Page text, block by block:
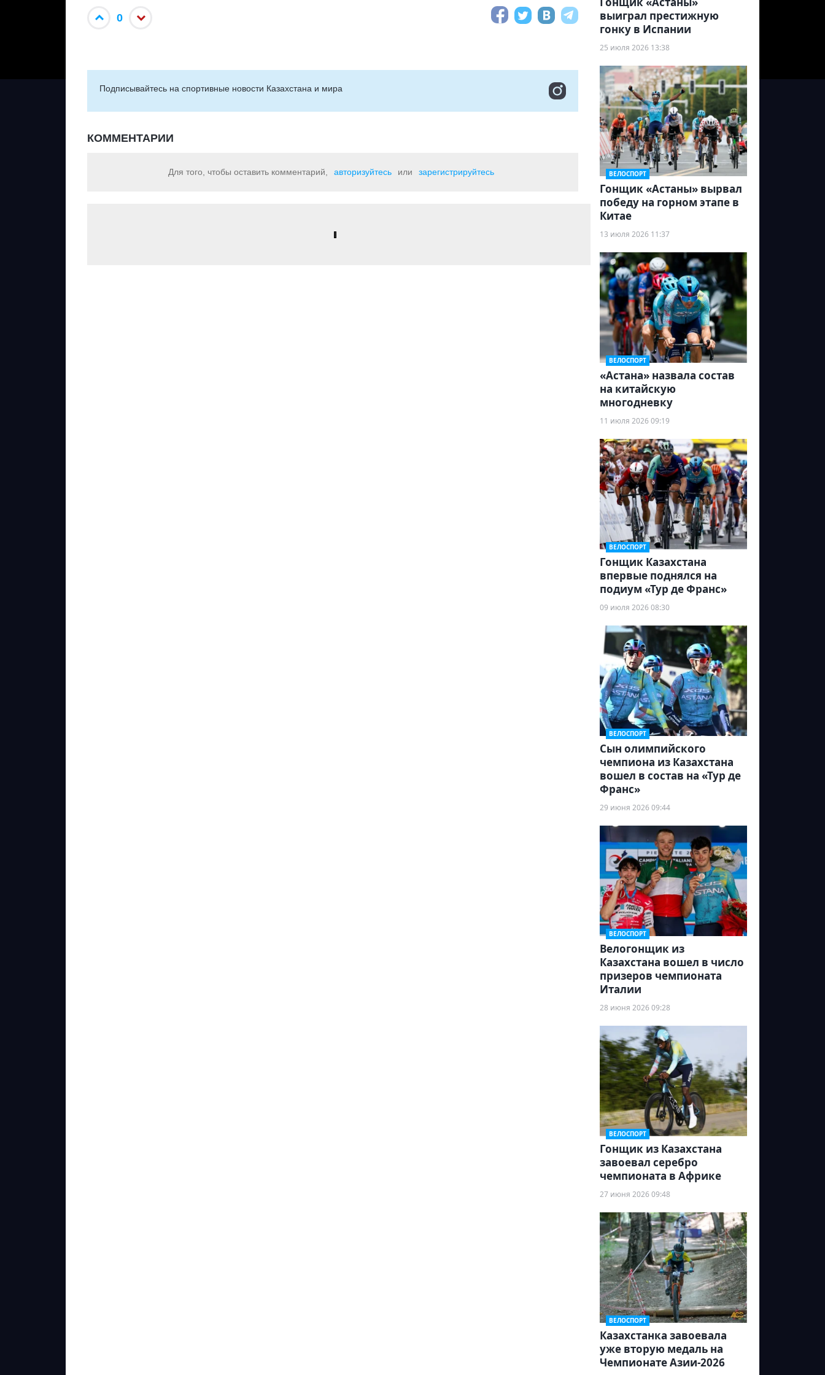
0
Подписывайтесь на cпортивные новости Казахстана и мира
КОММЕНТАРИИ
Для того, чтобы оставить комментарий, авторизуйтесь или зарегистрируйтесь
выиграл престижную
гонку в Испании
25 июля 2026 13:38
ВЕЛОСПОРТ
Гонщик «Астаны» вырвал
победу на горном этапе в
Китае
13 июля 2026 11:37
ВЕЛОСПОРТ
«Астана» назвала состав
на китайскую
многодневку
11 июля 2026 09:19
ВЕЛОСПОРТ
Гонщик Казахстана
впервые поднялся на
подиум «Тур де Франс»
09 июля 2026 08:30
ВЕЛОСПОРТ
Сын олимпийского
чемпиона из Казахстана
вошел в состав на «Тур де
Франс»
29 июня 2026 09:44
ВЕЛОСПОРТ
Велогонщик из
Казахстана вошел в число
призеров чемпионата
Италии
28 июня 2026 09:28
ВЕЛОСПОРТ
Гонщик из Казахстана
завоевал серебро
чемпионата в Африке
27 июня 2026 09:48
ВЕЛОСПОРТ
Казахстанка завоевала
уже вторую медаль на
Чемпионате Азии-2026